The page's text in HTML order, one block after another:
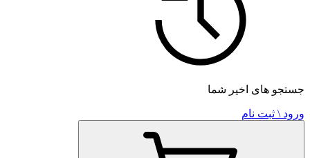
جستجو های اخیر شما
ورود \ ثبت نام